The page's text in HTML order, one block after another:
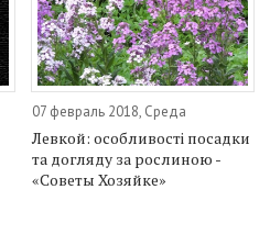
07 февраль 2018, Среда
Левкой: особливості посадки
та догляду за рослиною -
«Советы Хозяйке»